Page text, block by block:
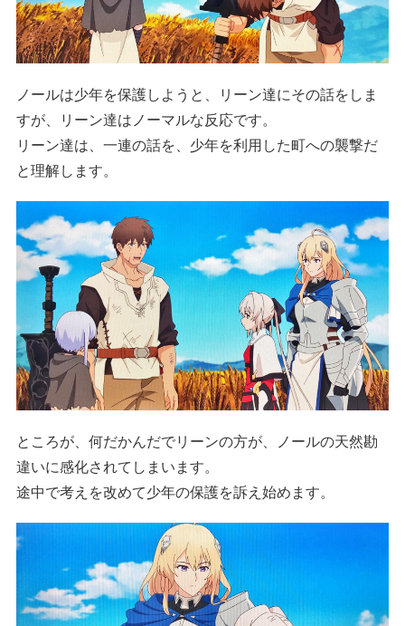
ノールは少年を保護しようと、リーン達にその話をしま
すが、リーン達はノーマルな反応です。
リーン達は、一連の話を、少年を利用した町への襲撃だ
と理解します。
ところが、何だかんだでリーンの方が、ノールの天然勘
違いに感化されてしまいます。
途中で考えを改めて少年の保護を訴え始めます。